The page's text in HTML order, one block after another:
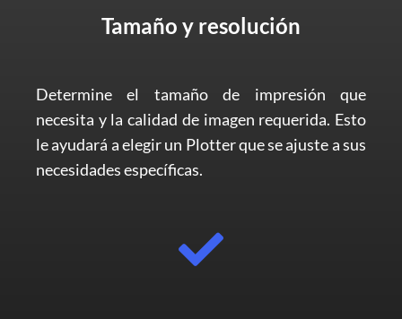
Tamaño y resolución
Determine el tamaño de impresión que
necesita y la calidad de imagen requerida. Esto
le ayudará a elegir un Plotter que se ajuste a sus
necesidades específicas.